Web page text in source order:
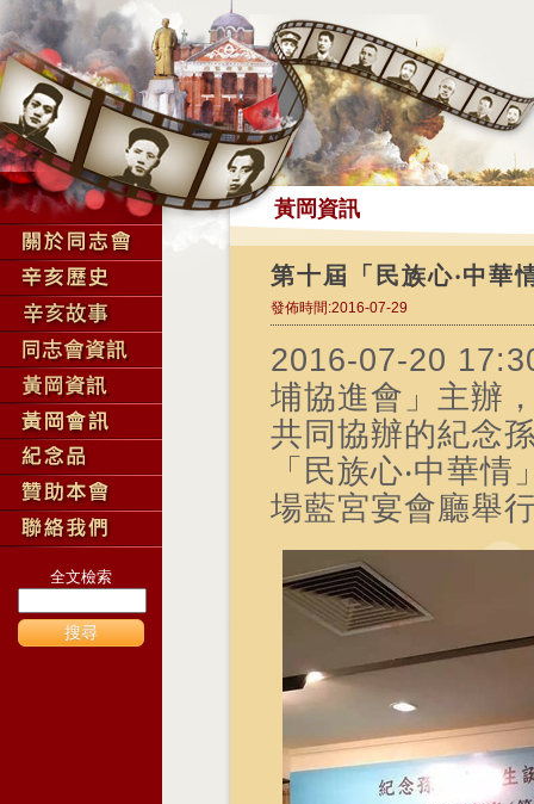
全文檢索
搜尋
黃岡資訊
第十屆「民族心‧中華
發佈時間:2016-07-29
2016-07-20
埔協進會」主辦
共同協辦的紀念
「民族心‧中華
場藍宮宴會廳舉